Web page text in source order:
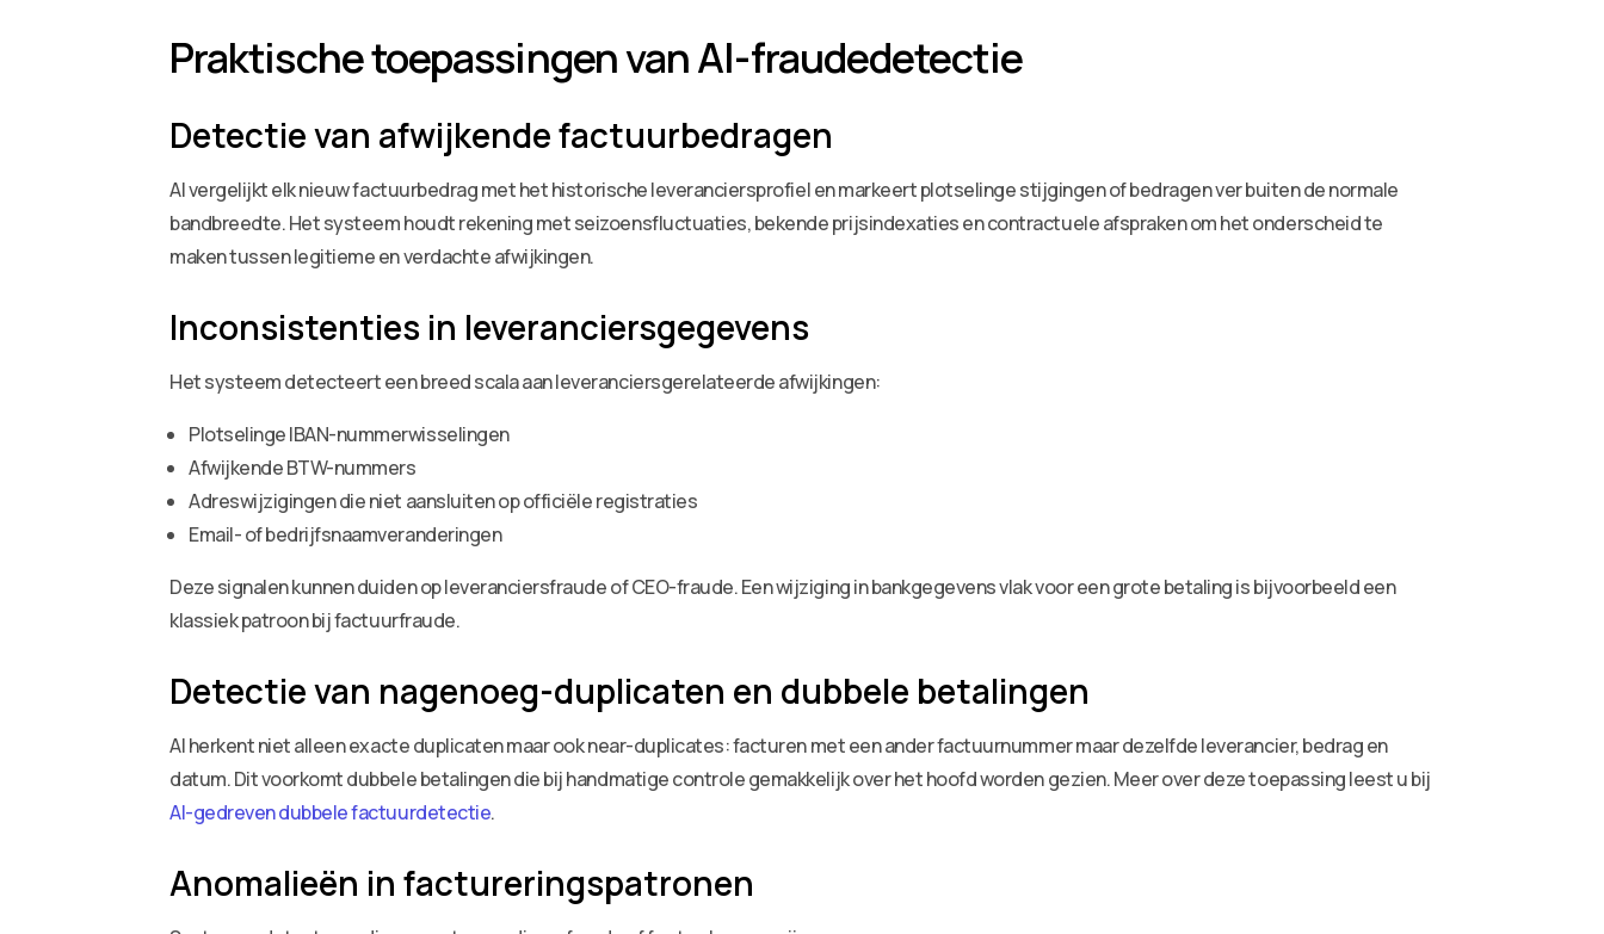
Praktische toepassingen van AI-fraudedetectie
Detectie van afwijkende factuurbedragen
AI vergelijkt elk nieuw factuurbedrag met het historische leveranciersprofiel en markeert plotselinge stijgingen of bedragen ver buiten de normale
bandbreedte. Het systeem houdt rekening met seizoensfluctuaties, bekende prijsindexaties en contractuele afspraken om het onderscheid te
maken tussen legitieme en verdachte afwijkingen.
Inconsistenties in leveranciersgegevens
Het systeem detecteert een breed scala aan leveranciersgerelateerde afwijkingen:
Plotselinge IBAN-nummerwisselingen
Afwijkende BTW-nummers
Adreswijzigingen die niet aansluiten op officiële registraties
Email- of bedrijfsnaamveranderingen
Deze signalen kunnen duiden op leveranciersfraude of CEO-fraude. Een wijziging in bankgegevens vlak voor een grote betaling is bijvoorbeeld een
klassiek patroon bij factuurfraude.
Detectie van nagenoeg-duplicaten en dubbele betalingen
AI herkent niet alleen exacte duplicaten maar ook near-duplicates: facturen met een ander factuurnummer maar dezelfde leverancier, bedrag en
datum. Dit voorkomt dubbele betalingen die bij handmatige controle gemakkelijk over het hoofd worden gezien. Meer over deze toepassing leest u bij
AI-gedreven dubbele factuurdetectie.
Anomalieën in factureringspatronen